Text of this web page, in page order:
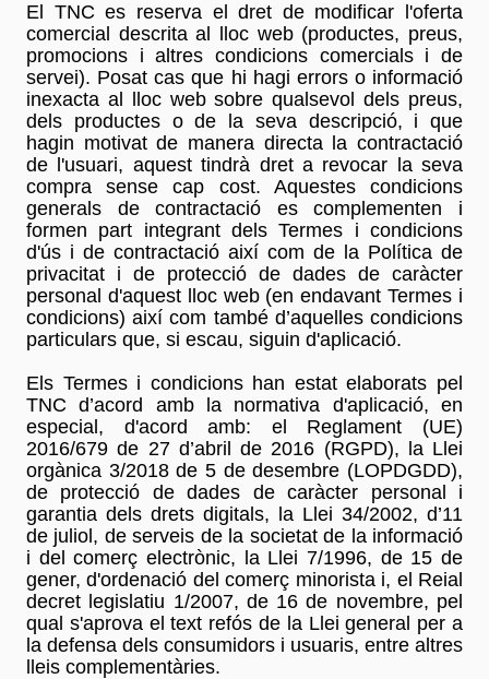
El TNC es reserva el dret de modificar l'oferta
comercial descrita al lloc web (productes, preus,
promocions i altres condicions comercials i de
servei). Posat cas que hi hagi errors o informació
inexacta al lloc web sobre qualsevol dels preus,
dels productes o de la seva descripció, i que
hagin motivat de manera directa la contractació
de l'usuari, aquest tindrà dret a revocar la seva
compra sense cap cost. Aquestes condicions
generals de contractació es complementen i
formen part integrant dels Termes i condicions
d'ús i de contractació així com de la Política de
privacitat i de protecció de dades de caràcter
personal d'aquest lloc web (en endavant Termes i
condicions) així com també d’aquelles condicions
particulars que, si escau, siguin d'aplicació.
Els Termes i condicions han estat elaborats pel
TNC d’acord amb la normativa d'aplicació, en
especial, d'acord amb: el Reglament (UE)
2016/679 de 27 d’abril de 2016 (RGPD), la Llei
orgànica 3/2018 de 5 de desembre (LOPDGDD),
de protecció de dades de caràcter personal i
garantia dels drets digitals, la Llei 34/2002, d’11
de juliol, de serveis de la societat de la informació
i del comerç electrònic, la Llei 7/1996, de 15 de
gener, d'ordenació del comerç minorista i, el Reial
decret legislatiu 1/2007, de 16 de novembre, pel
qual s'aprova el text refós de la Llei general per a
la defensa dels consumidors i usuaris, entre altres
lleis complementàries.